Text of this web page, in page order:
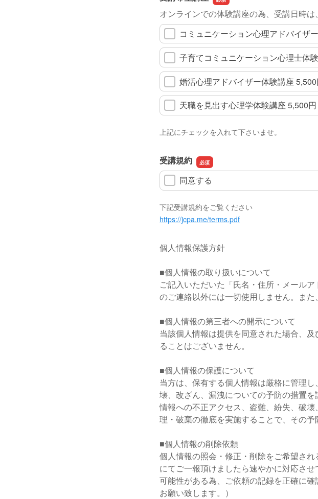
オンラインでの体験講座の為、受講日時
コミュニケーション心理アドバイザ
子育てコミュニケーション心理士体
婚活心理アドバイザー体験講座
天職を見出す心理学体験講座 5,500円
上記にチェックを入れて下さいませ。
受講規約
同意する
下記受講規約をご覧ください
https://jcpa.me/terms.pdf
個人情報保護方針
■個人情報の取り扱いについて
ご記入いただいた「氏名・住所・メール
のご連絡以外には一切使用しません。また
■個人情報の第三者への開示について
当該個人情報は提供を同意された場合、
ることはございません。
■個人情報の保護について
当方は、保有する個人情報は厳格に管理
壊、改ざん、漏洩についての予防の措置
情報への不正アクセス、盗難、紛失、破
理・破棄の徹底を実施することで、その予
■個人情報の削除依頼
個人情報の照会・修正・削除をご希望さ
にてご一報頂けましたら速やかに対応さ
可能性がある為、ご依頼の記録を正確に
お願い致します。）